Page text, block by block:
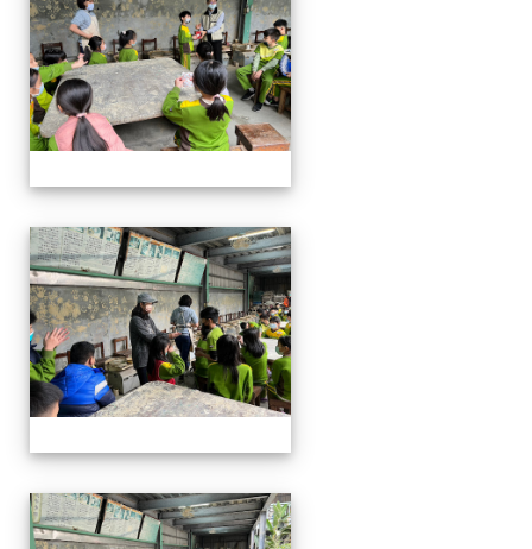
四年級戶外教學~20230117
四年級戶外教學~20230117